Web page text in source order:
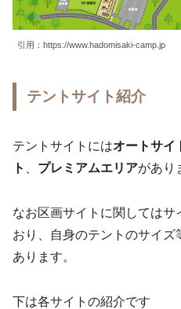
引用：https://www.hadomisaki-camp.jp
テントサイト紹介
テントサイトにはオートサイ
ト
プレミアムエリアがあり
なお区画サイトに関しては
おり、自身のテントのサイ
あります。
下は各サイトの紹介です